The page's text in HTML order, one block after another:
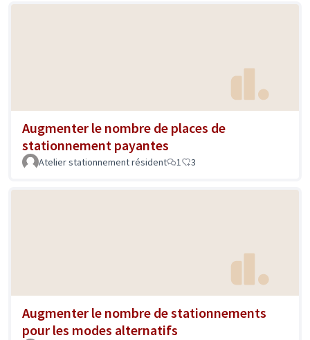
Augmenter le nombre de places de
stationnement payantes
Atelier stationnement résident 1 3
Augmenter le nombre de stationnements
pour les modes alternatifs